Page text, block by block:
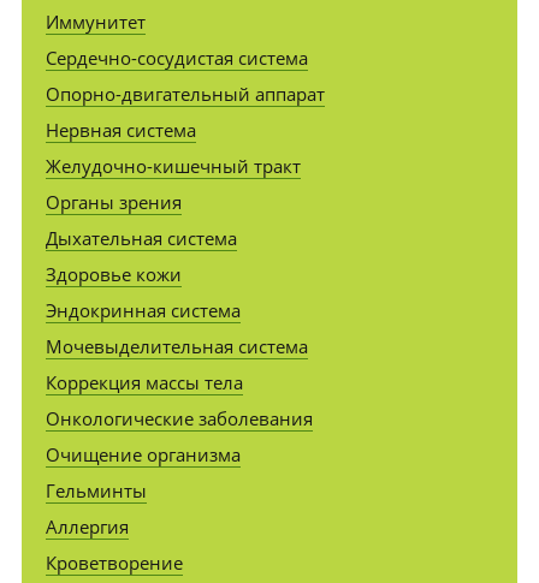
Иммунитет
Сердечно-сосудистая система
Опорно-двигательный аппарат
Нервная система
Желудочно-кишечный тракт
Органы зрения
Дыхательная система
Здоровье кожи
Эндокринная система
Мочевыделительная система
Коррекция массы тела
Онкологические заболевания
Очищение организма
Гельминты
Аллергия
Кроветворение